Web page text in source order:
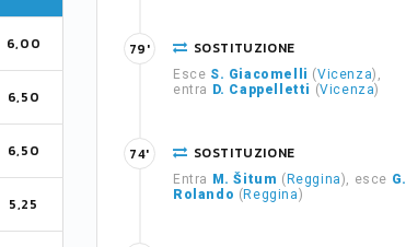
6,00
6,50
6,50
5,25
SOSTITUZIONE
Esce S. Giacomelli (Vicenza),
entra
D. Cappelletti (Vicenza)
79'
SOSTITUZIONE
Entra M. Šitum ( Reggina), esce G.
Rolando ( Reggina)
74'